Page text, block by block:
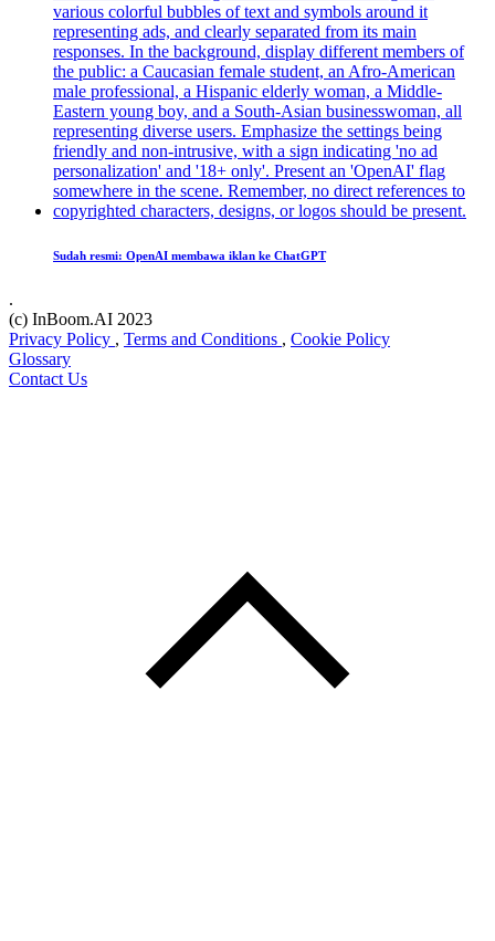
Sudah resmi: OpenAI membawa iklan ke ChatGPT
.
(c) InBoom.AI 2023
Privacy Policy , Terms and Conditions , Cookie Policy
Glossary
Contact Us